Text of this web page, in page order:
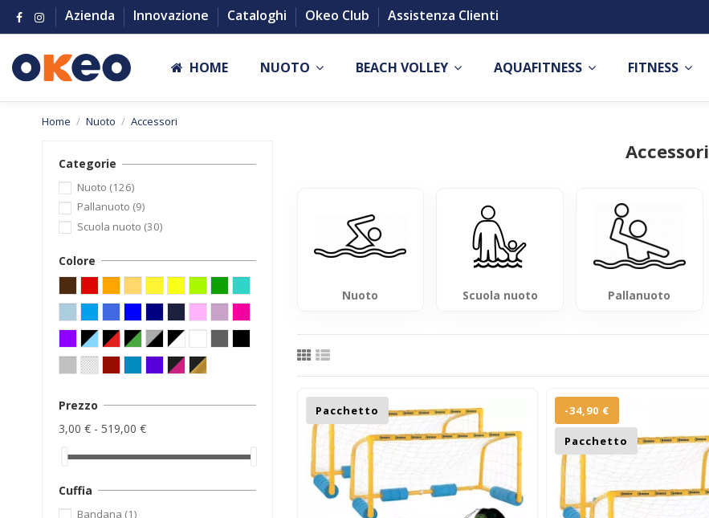
Azienda Innovazione Cataloghi Okeo Club Assistenza Clienti
HOME NUOTO BEACH VOLLEY AQUAFITNESS FITNESS
Home Nuoto Accessori
Accessori
Nuoto Scuola nuoto Pallanuoto
Pacchetto -34,90 €
Pacchetto
Categorie
Nuoto (126)
Pallanuoto (9)
Scuola nuoto (30)
Colore
Prezzo
3,00 € - 519,00 €
Cuffia
Bandana (1)